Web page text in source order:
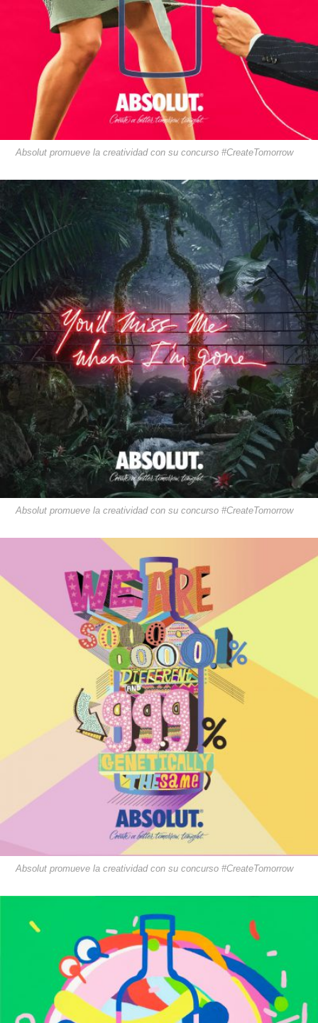
Absolut promueve la creatividad con su concurso #CreateTomorrow
Absolut promueve la creatividad con su concurso #CreateTomorrow
Absolut promueve la creatividad con su concurso #CreateTomorrow